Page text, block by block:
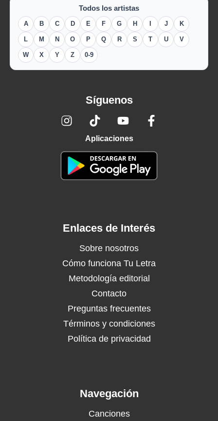
Todos los artistas
A B C D E F G H J K
L M N O P Q R S T U V
W X Y Z 0-9
Síguenos
Aplicaciones
Enlaces de Interés
Sobre nosotros
Cómo funciona Tu Letra
Metodología editorial
Contacto
Preguntas frecuentes
Términos y condiciones
Política de privacidad
Navegación
Canciones